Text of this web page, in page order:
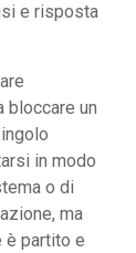
e risposta
bloccare un
in modo
o di
ma
è partito e